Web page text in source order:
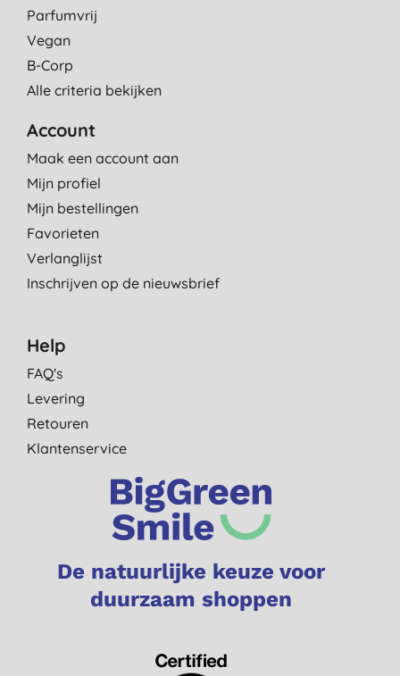
Parfumvrij
Vegan
B-Corp
Alle criteria bekijken
Account
Maak een account aan
Mijn profiel
Mijn bestellingen
Favorieten
Verlanglijst
Inschrijven op de nieuwsbrief
Help
FAQ's
Levering
Retouren
Klantenservice
De natuurlijke keuze voor
duurzaam shoppen